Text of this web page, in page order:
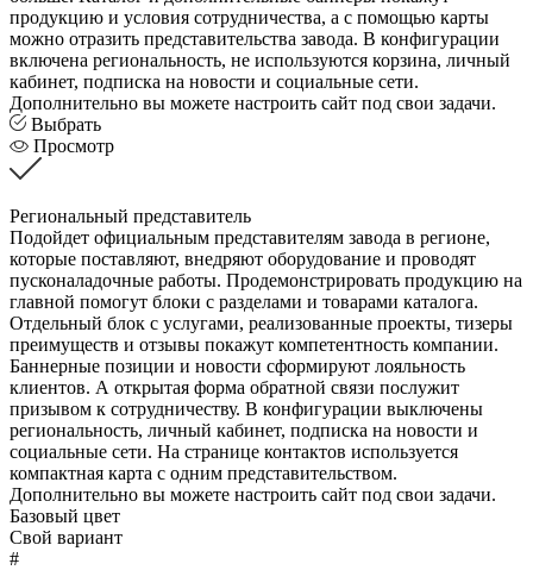
продукцию и условия сотрудничества, а с помощью карты
можно отразить представительства завода. В конфигурации
включена региональность, не используются корзина, личный
кабинет, подписка на новости и социальные сети.
Дополнительно вы можете настроить сайт под свои задачи.
Выбрать
Просмотр
Региональный представитель
Подойдет официальным представителям завода в регионе,
которые поставляют, внедряют оборудование и проводят
пусконаладочные работы. Продемонстрировать продукцию на
главной помогут блоки с разделами и товарами каталога.
Отдельный блок с услугами, реализованные проекты, тизеры
преимуществ и отзывы покажут компетентность компании.
Баннерные позиции и новости сформируют лояльность
клиентов. А открытая форма обратной связи послужит
призывом к сотрудничеству. В конфигурации выключены
региональность, личный кабинет, подписка на новости и
социальные сети. На странице контактов используется
компактная карта с одним представительством.
Дополнительно вы можете настроить сайт под свои задачи.
Базовый цвет
Свой вариант
#